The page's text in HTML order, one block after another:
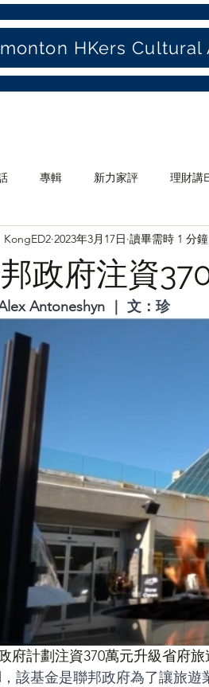
HKers Cultural
專輯 新力家評 理財講
》會訊 休閒 愛吃才會肥
聞(old) 港人加地 兩地書
Special
政府注資
KongED2 2023年3月17日 讀畢需時 1 分鐘
Antoneshyn ｜ 文：珍
府計劃注資370萬元升級省府旅
該基金是聯邦政府為了讓旅遊